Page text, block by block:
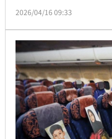
很有可能在4月下旬跟伊朗
2026/04/16 09:33